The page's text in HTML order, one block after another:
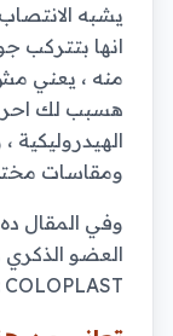
يشبه
انها بتتركب
منه ، يعني
هسبب لك
الهيدروليكية
ومقاسات
وفي المقال
COLOPLAST :